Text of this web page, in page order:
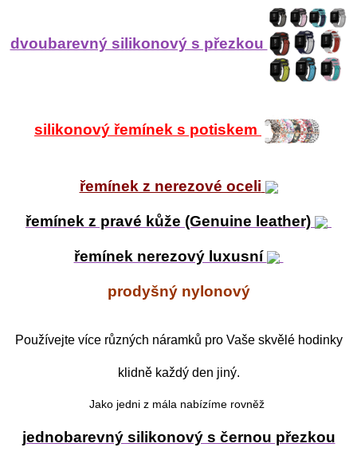
dvoubarevný silikonový s přezkou
silikonový řemínek s potiskem
řemínek z nerezové oceli
řemínek z pravé kůže (Genuine leather)
řemínek nerezový luxusní
prodyšný nylonový
Používejte více různých náramků pro Vaše skvělé hodinky
klidně každý den jiný.
Jako jedni z mála nabízíme rovněž
jednobarevný silikonový s černou přezkou